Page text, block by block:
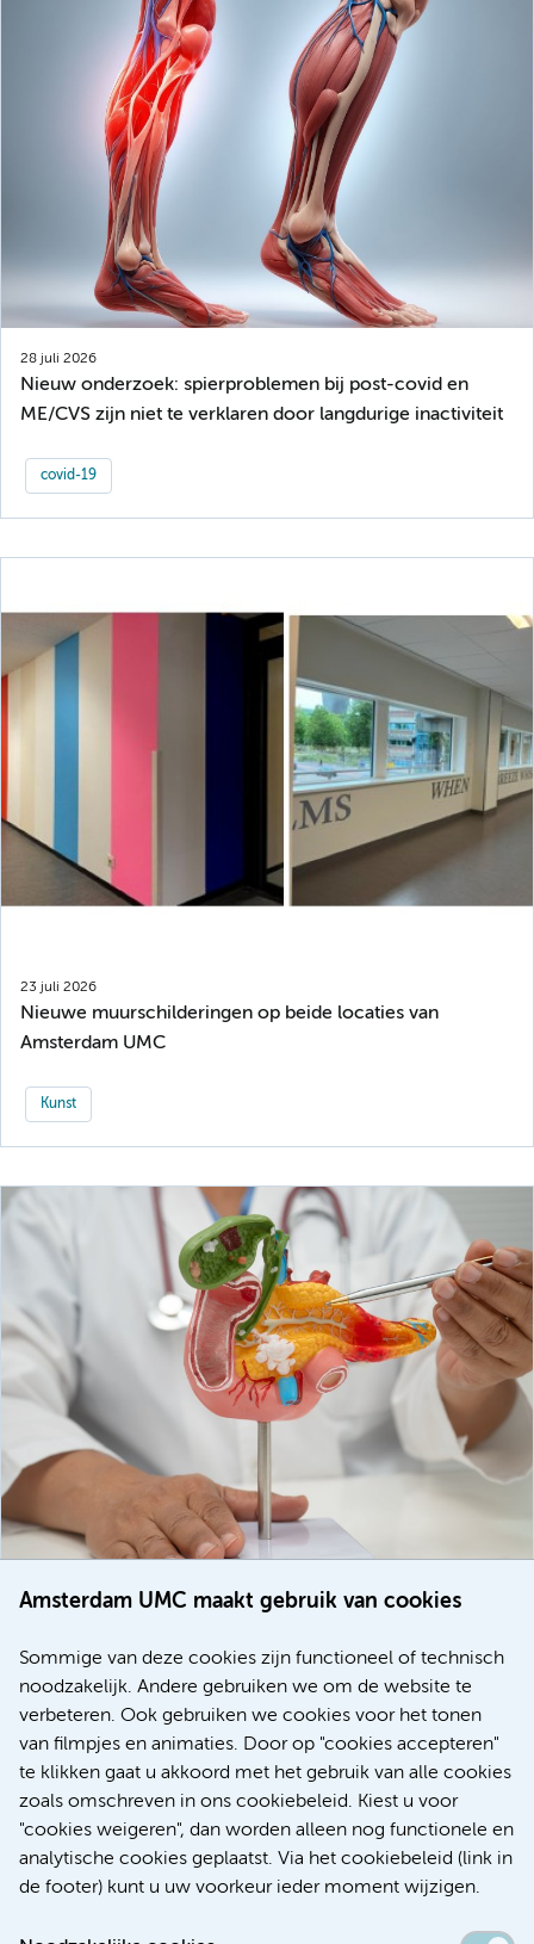
Amsterdam UMC maakt gebruik van cookies
Sommige van deze cookies zijn functioneel of technisch
noodzakelijk. Andere gebruiken we om de website te
verbeteren. Ook gebruiken we cookies voor het tonen
van filmpjes en animaties. Door op "cookies accepteren"
te klikken gaat u akkoord met het gebruik van alle cookies
zoals omschreven in ons cookiebeleid. Kiest u voor
"cookies weigeren", dan worden alleen nog functionele en
analytische cookies geplaatst. Via het cookiebeleid (link in
de footer) kunt u uw voorkeur ieder moment wijzigen.
28 juli 2026
Nieuw onderzoek: spierproblemen bij post-covid en
ME/CVS zijn niet te verklaren door langdurige inactiviteit
covid-19
23 juli 2026
Nieuwe muurschilderingen op beide locaties van
Amsterdam UMC
Kunst
voor patiënten met alvleesklierkanker verbeteren
Meer